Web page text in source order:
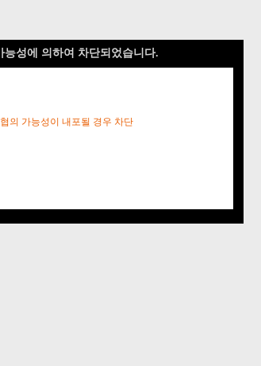
성에 의하여 차단되었습니다.
의 가능성이 내포될 경우 차단